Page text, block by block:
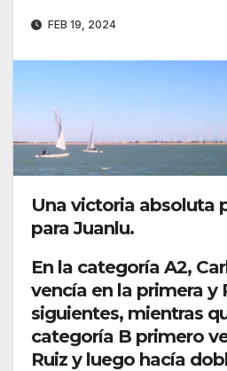
FEB 19, 2024
Una victoria absoluta
para Juanlu.
En la categoría A2,
vencía en la primera y
siguientes, mientras
categoría B primero
Ruiz y luego hacía